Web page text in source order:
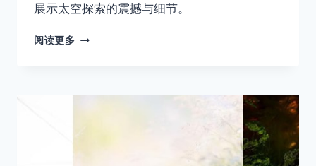
展示太空探索的震撼与细节。
阅读更多 NASA
影